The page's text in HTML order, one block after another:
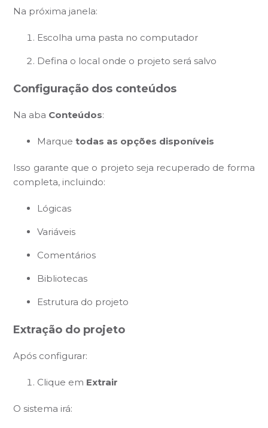
Na próxima janela:
Escolha uma pasta no computador
Defina o local onde o projeto será salvo
Configuração dos conteúdos
Na aba Conteúdos:
Marquetodas as opções disponíveis
Isso garante que o projeto seja recuperado de forma
completa, incluindo:
Lógicas
Variáveis
Comentários
Bibliotecas
Estrutura do projeto
Extração do projeto
Após configurar:
Clique em Extrair
O sistema irá: